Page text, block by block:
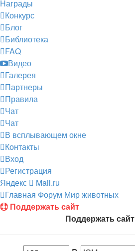
Награды
Конкурс
Блог
Библиотека
FAQ
Видео
Галерея
Партнеры
Правила
Чат
Чат
В всплывающем окне
Контакты
Вход
Регистрация
Яндекс
Mail.ru
Главная Форум Мир животных
Поддержать сайт
Поддержать сайт